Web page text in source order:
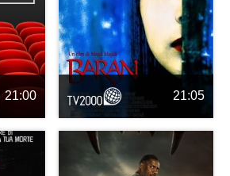
21:00 21:05